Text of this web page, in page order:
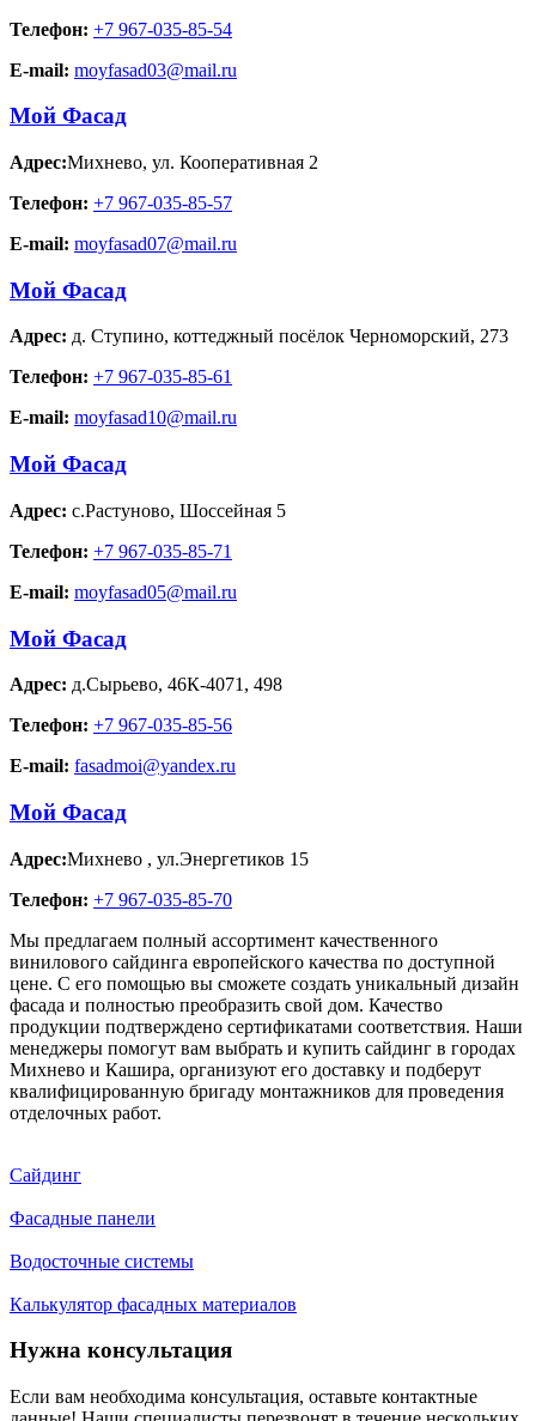
Телефон: +7 967-035-85-54
E-mail: moyfasad03@mail.ru
Мой Фасад
Адрес:Михнево, ул. Кооперативная 2
Телефон: +7 967-035-85-57
E-mail: moyfasad07@mail.ru
Мой Фасад
Адрес: д. Ступино, коттеджный посёлок Черноморский, 273
Телефон: +7 967-035-85-61
E-mail: moyfasad10@mail.ru
Мой Фасад
Адрес: с.Растуново, Шоссейная 5
Телефон: +7 967-035-85-71
E-mail: moyfasad05@mail.ru
Мой Фасад
Адрес: д.Сырьево, 46К-4071, 498
Телефон: +7 967-035-85-56
E-mail: fasadmoi@yandex.ru
Мой Фасад
Адрес:Михнево , ул.Энергетиков 15
Телефон: +7 967-035-85-70
Мы предлагаем полный ассортимент качественного
винилового сайдинга европейского качества по доступной
цене. С его помощью вы сможете создать уникальный дизайн
фасада и полностью преобразить свой дом. Качество
продукции подтверждено сертификатами соответствия. Наши
менеджеры помогут вам выбрать и купить сайдинг в городах
Михнево и Кашира, организуют его доставку и подберут
квалифицированную бригаду монтажников для проведения
отделочных работ.
Сайдинг
Фасадные панели
Водосточные системы
Калькулятор фасадных материалов
Нужна консультация
Если вам необходима консультация, оставьте контактные